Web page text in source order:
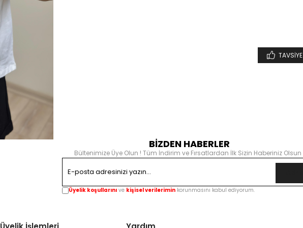
BİZDEN HABERLER
Bültenimize Üye Olun ! Tüm İndirim ve Fırsatlardan İlk Sizin Haberiniz Olsun
Üyelik koşullarını ve kişisel verilerimin korunmasını kabul ediyorum.